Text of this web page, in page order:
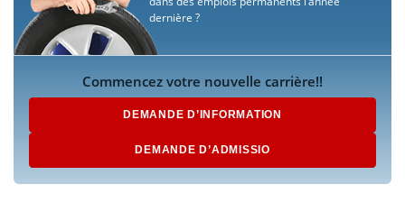
dernière ?
Commencez votre nouvelle carrière!!
DEMANDE D’INFORMATION
DEMANDE D’ADMISSIO